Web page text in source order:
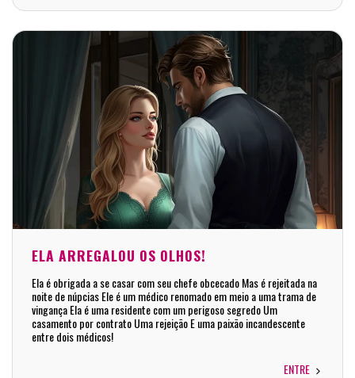
ELA ARREGALOU OS OLHOS!
Ela é obrigada a se casar com seu chefe obcecado Mas é rejeitada na
noite de núpcias Ele é um médico renomado em meio a uma trama de
vingança Ela é uma residente com um perigoso segredo Um
casamento por contrato Uma rejeição E uma paixão incandescente
entre dois médicos!
ENTRE